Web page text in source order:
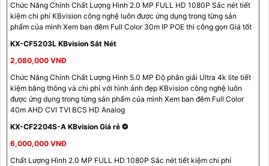
Chức Năng Chính Chất Lượng Hình 2.0 MP FULL HD 1080P Sắc nét tiết
kiệm chi phí KBvision công nghệ luôn được ứng dụng trong từng sản
phẩm của mình Xem ban đêm Full Color 30m IP POE thi công gọn Giá tốt
KX-CF5203L KBvision Sắt Nét
2,080,000 VNĐ
Chức Năng Chính Chất Lượng Hình 5.0 MP Độ phân giải Ultra 4k lite tiết
kiệm băng thông và chi phí với hình ảnh đẹp KBvision công nghệ luôn
được ứng dụng trong từng sản phẩm của mình Xem ban đêm Full Color
40m AHD CVI TVI BCS HD Analog
KX-CF2204S-A KBvision Giá rẻ ❂
6,000,000 VNĐ
Chất Lượng Hình 2.0 MP FULL HD 1080P Sắc nét tiết kiệm chi phí